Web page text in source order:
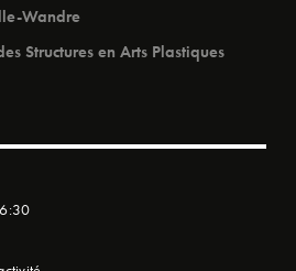
Wandre
Structures en Arts Plastiques